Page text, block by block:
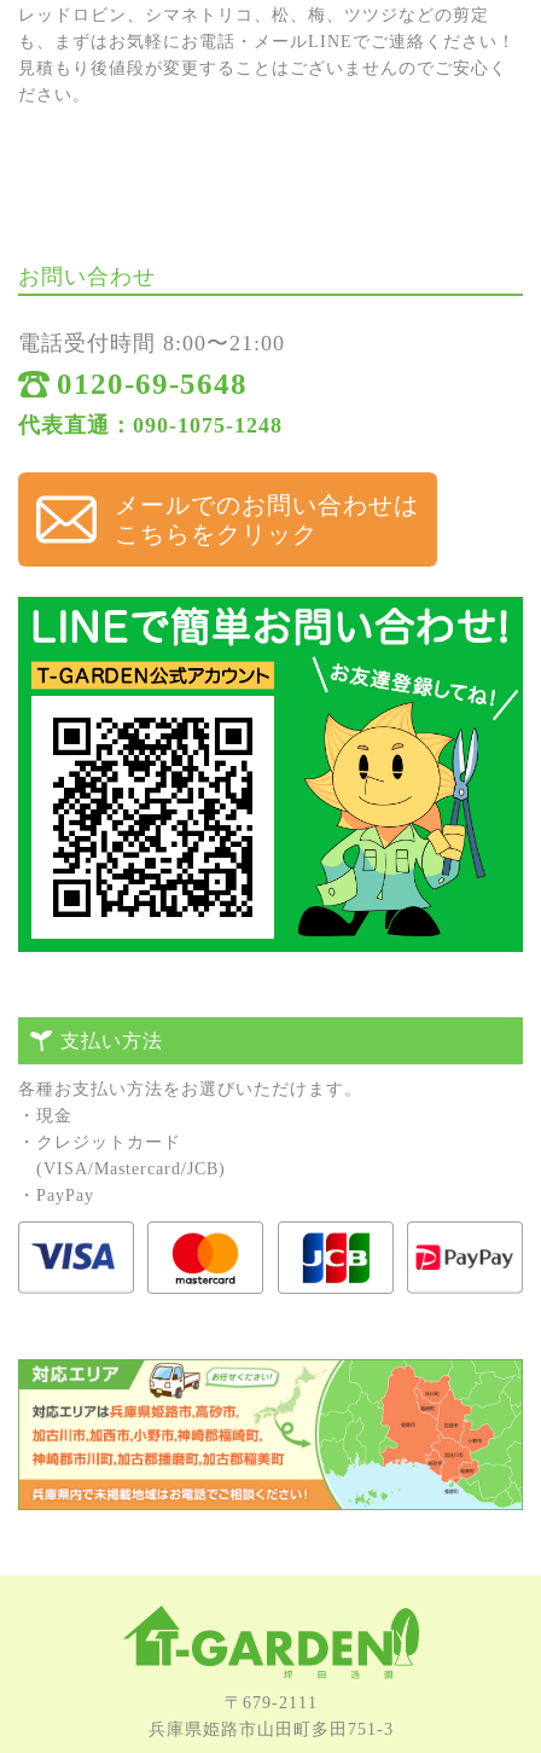
レッドロビン、シマネトリコ、松、梅、ツツジなどの剪定
も、まずはお気軽にお電話・メールLINEでご連絡ください！
見積もり後値段が変更することはございませんのでご安心く
ださい。
お問い合わせ
電話受付時間 8:00〜21:00
0120-69-5648
代表直通：090-1075-1248
メールでのお問い合わせは
こちらをクリック
支払い方法
各種お⽀払い⽅法をお選びいただけます。
・現⾦
・クレジットカード
(VISA/Mastercard/JCB)
・PayPay
〒679-2111
兵庫県姫路市⼭⽥町多⽥751-3